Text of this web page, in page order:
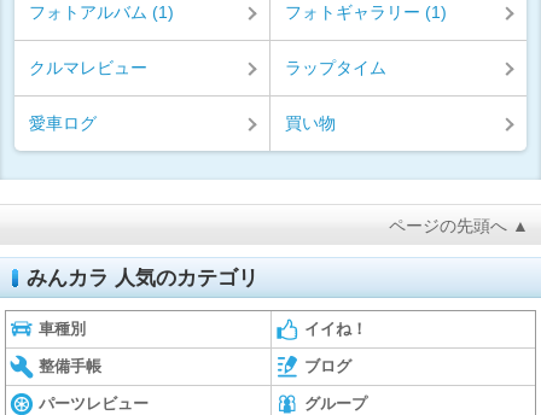
フォトアルバム (1) フォトギャラリー (1)
クルマレビュー ラップタイム
愛車ログ 買い物
ページの先頭へ ▲
みんカラ 人気のカテゴリ
車種別 イイね！
整備手帳 ブログ
パーツレビュー グループ